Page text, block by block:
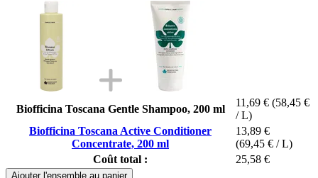
Biofficina Toscana Gentle Shampoo, 200 ml
11,69 € (58,45 €
/ L)
Biofficina Toscana Active Conditioner
Concentrate, 200 ml
13,89 €
(69,45 € / L)
Coût total :
25,58 €
Ajouter l'ensemble au panier